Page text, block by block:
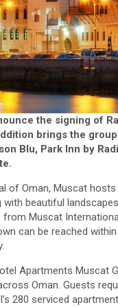
the signing of
brings the
Blu, Park Inn by
.
of Oman, Muscat
beautiful
Muscat
can be reached
Apartments Muscat
Oman. Guests
280 serviced